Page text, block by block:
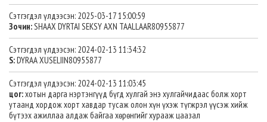
Сэтгэгдэл үлдээсэн: 2025-03-17 15:00:59
Зочин:SHAAX DYRTAI SEKSY AXN TAALLAAR80955877
Сэтгэгдэл үлдээсэн: 2024-02-13 11:34:32
S:DYRAA XUSELIIN80955877
Сэтгэгдэл үлдээсэн: 2024-02-13 11:03:45
цог:хотын дарга нэртэнгүүд бүгд хулгай энэ хулгайчидаас болж хорт
утаанд хордож хорт хавдар тусаж олон хүн үхэж түгжрэл үүсэж хийж
бүтээх ажиллаа алдаж байгаа хөрөнгийг хурааж цаазал